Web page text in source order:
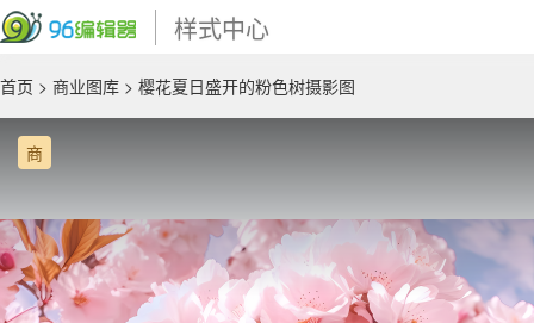
样式中心
首页 > 商业图库 > 樱花夏日盛开的粉色树摄影图
商